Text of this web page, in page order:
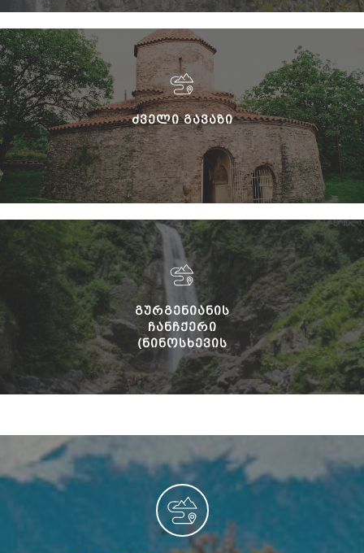
ᲫᲕᲔᲚᲘ ᲒᲐᲕᲐᲖᲘ
ᲒᲣᲠᲒᲔᲜᲘᲐᲜᲘᲡ
ᲩᲐᲜᲩᲥᲔᲠᲘ
(ᲜᲘᲜᲝᲡᲮᲔᲕᲘᲡ
ᲩᲐᲜᲩᲥᲔᲠᲘ)